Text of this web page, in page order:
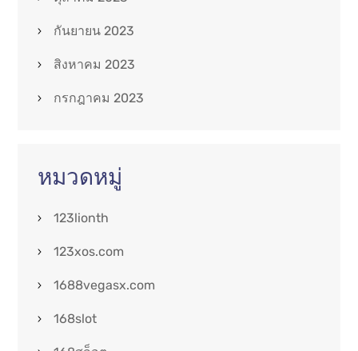
กันยายน 2023
สิงหาคม 2023
กรกฎาคม 2023
หมวดหมู่
123lionth
123xos.com
1688vegasx.com
168slot